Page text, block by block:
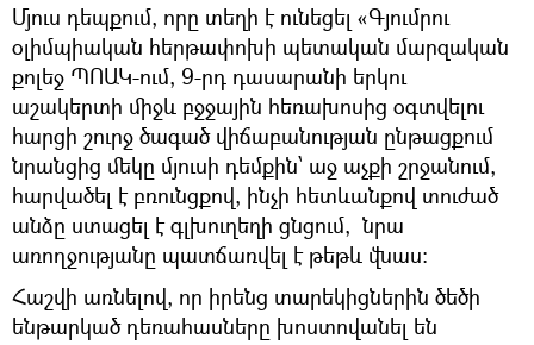
Մյուս դեպքում, որը տեղի է ունեցել «Գյումրու
օլիմպիական հերթափոխի պետական մարզական
քոլեջ ՊՈԱԿ-ում, 9-րդ դասարանի երկու
աշակերտի միջև բջջային հեռախոսից օգտվելու
հարցի շուրջ ծագած վիճաբանության ընթացքում
նրանցից մեկը մյուսի դեմքին՝ աջ աչքի շրջանում,
հարվածել է բռունցքով, ինչի հետևանքով տուժած
անձը ստացել է գլխուղեղի ցնցում, նրա
առողջությանը պատճառվել է թեթև վնաս:
Հաշվի առնելով, որ իրենց տարեկիցներին ծեծի
ենթարկած դեռահասները խոստովանել են